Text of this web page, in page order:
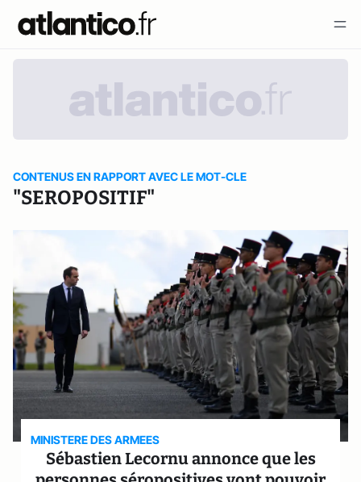
CONTENUS EN RAPPORT AVEC LE MOT-CLE
"SEROPOSITIF"
MINISTERE DES ARMEES
Sébastien Lecornu annonce que les